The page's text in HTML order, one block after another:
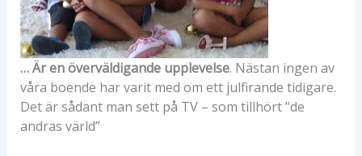
… Är en överväldigande upplevelse. Nästan ingen av
våra boende har varit med om ett julfirande tidigare.
Det är sådant man sett på TV – som tillhört ”de
andras värld”